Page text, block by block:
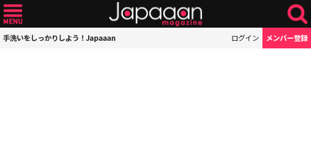
手洗いをしっかりしよう！Japaaan ログイン メンバー登録